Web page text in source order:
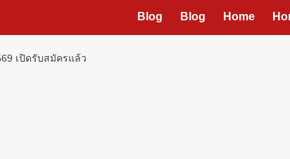
Blog Blog Home
เปิดรับสมัครแล้ว